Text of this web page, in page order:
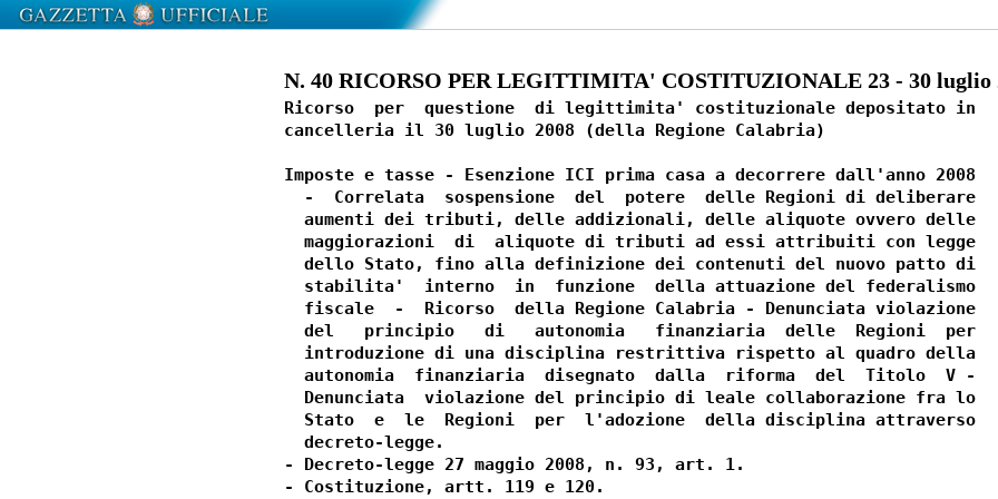
N. 40 RICORSO PER LEGITTIMITA' COSTITUZIONALE 23 - 30 luglio
Ricorso  per  questione  di legittimita' costituzionale depositato in
cancelleria il 30 luglio 2008 (della Regione Calabria)
Imposte e tasse - Esenzione ICI prima casa a decorrere dall'anno 2008
  -  Correlata  sospensione  del  potere  delle Regioni di deliberare
  aumenti dei tributi, delle addizionali, delle aliquote ovvero delle
  maggiorazioni  di  aliquote di tributi ad essi attribuiti con legge
  dello Stato, fino alla definizione dei contenuti del nuovo patto di
  stabilita'  interno  in  funzione  della attuazione del federalismo
  fiscale  -  Ricorso  della Regione Calabria - Denunciata violazione
  del   principio   di   autonomia   finanziaria  delle  Regioni  per
  introduzione di una disciplina restrittiva rispetto al quadro della
  autonomia  finanziaria  disegnato  dalla  riforma  del  Titolo  V -
  Denunciata  violazione del principio di leale collaborazione fra lo
  Stato  e  le  Regioni  per  l'adozione  della disciplina attraverso
  decreto-legge.
- Decreto-legge 27 maggio 2008, n. 93, art. 1.